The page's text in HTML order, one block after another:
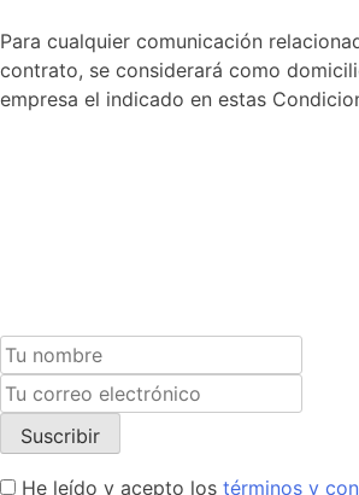
Para cualquier comunicación
contrato, se considerará como
empresa el indicado en estas
He leído y acepto los términos y